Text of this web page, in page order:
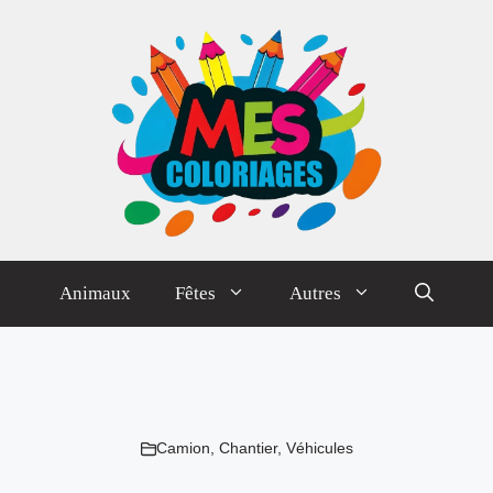
Animaux Fêtes Autres
Camion, Chantier, Véhicules